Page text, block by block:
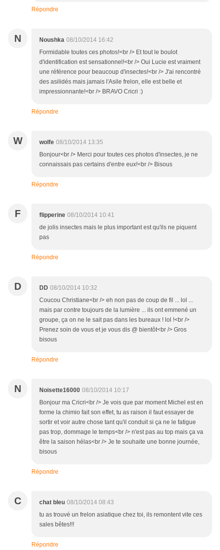
Répondre
N Noushka 08/10/2014 16:42
Formidable toutes ces photos!<br /> Et tout le boulot
d'identification est sensationnel!<br /> Oui Lucie est vraiment
une référence pour beaucoup d'insectes!<br /> J'ai rencontré
des asilidés mais jamais l'Asile frelon, elle est belle et
impressionnante!<br /> BRAVO Cricri :)
Répondre
W wolfe 08/10/2014 13:35
Bonjour<br /> Merci pour toutes ces photos d'insectes, je ne
connaissais pas certains d'entre eux!<br /> Bisous
Répondre
F flipperine 08/10/2014 10:41
de jolis insectes mais le plus important est qu'ils ne piquent
pas
Répondre
D DD 08/10/2014 10:32
Coucou Christiane<br /> eh non pas de coup de fil ... lol ...
mais par contre toujours de la lumière ... ils ont emmené un
groupe, ça on ne le sait pas dans les bureaux ! lol !<br />
Prenez soin de vous et je vous dis @ bientôt<br /> Gros
bisous
Répondre
N Noisette16000 08/10/2014 10:17
Bonjour ma Cricri<br /> Je vois que par moment Michel est en
forme la chimio fait son effet, tu as raison il faut essayer de
sortir et voir autre chose tant qu'il conduit si ça ne le fatigue
pas trop, dommage le temps<br /> n'est pas au top mais ça va
être la saison hélas<br /> Je te souhaite une bonne journée,
bisous
Répondre
C chat bleu 08/10/2014 08:43
tu as trouvé un frelon asiatique chez toi, ils remontent vite ces
sales bêtes!!!
Répondre